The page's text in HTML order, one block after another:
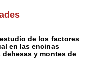
de los factores
en las encinas
y montes de